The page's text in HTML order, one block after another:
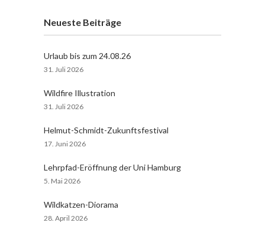
Neueste Beiträge
Urlaub bis zum 24.08.26
31. Juli 2026
Wildfire Illustration
31. Juli 2026
Helmut-Schmidt-Zukunftsfestival
17. Juni 2026
Lehrpfad-Eröffnung der Uni Hamburg
5. Mai 2026
Wildkatzen-Diorama
28. April 2026